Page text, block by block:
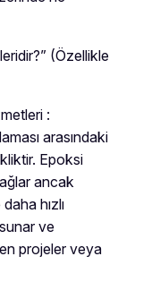
(Özellikle
:
arasındaki
Epoksi
ancak
hızlı
ve
projeler veya